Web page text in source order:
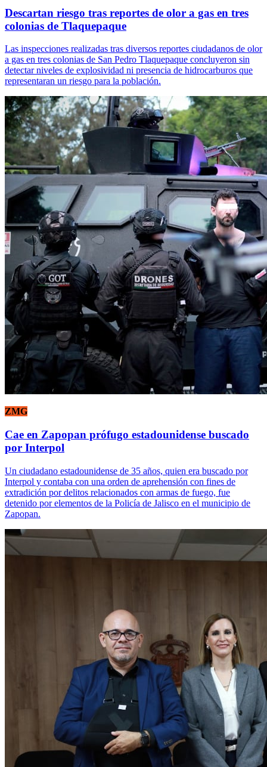
Descartan riesgo tras reportes de olor a gas en tres
colonias de Tlaquepaque
Las inspecciones realizadas tras diversos reportes ciudadanos de olor
a gas en tres colonias de San Pedro Tlaquepaque concluyeron sin
detectar niveles de explosividad ni presencia de hidrocarburos que
representaran un riesgo para la población.
ZMG
Cae en Zapopan prófugo estadounidense buscado
por Interpol
Un ciudadano estadounidense de 35 años, quien era buscado por
Interpol y contaba con una orden de aprehensión con fines de
extradición por delitos relacionados con armas de fuego, fue
detenido por elementos de la Policía de Jalisco en el municipio de
Zapopan.